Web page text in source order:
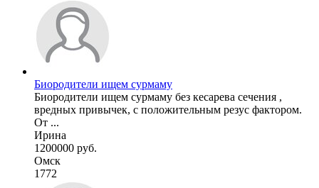
Биородители ищем сурмаму
Биородители ищем сурмаму без кесарева сечения ,
вредных привычек, с положительным резус фактором.
От ...
Ирина
1200000 руб.
Омск
1772